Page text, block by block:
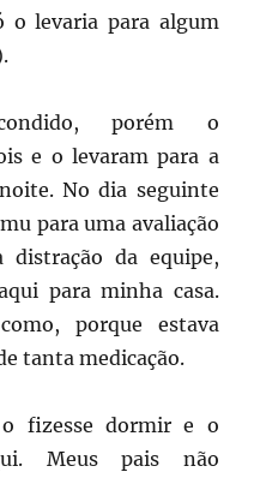
o levaria para algum
porém o
e o levaram para a
No dia seguinte
para uma avaliação
distração da equipe,
para minha casa.
porque estava
tanta medicação.
fizesse dormir e o
Meus pais não